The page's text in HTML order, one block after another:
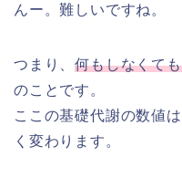
んー。難しいですね。
つまり、何もしなくて
のことです。
ここの基礎代謝の数値
く変わります。